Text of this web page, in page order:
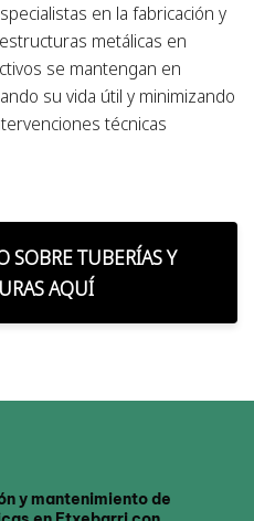
en la fabricación y
metálicas en
se mantengan en
su vida útil y minimizando
técnicas
SOBRE TUBERÍAS Y
AQUÍ
y mantenimiento de